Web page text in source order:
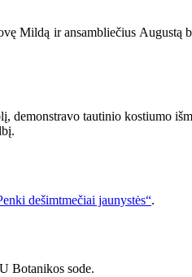
Mildą ir ansambliečius
tautinio kostiumo
dešimtmečiai jaunystės“.
Botanikos sode.